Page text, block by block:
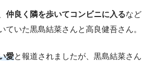
仲良く隣を歩いてコンビニに入るなど
ていた黒島結菜さんと高良健吾さん。
愛と報道されましたが、黒島結菜さん